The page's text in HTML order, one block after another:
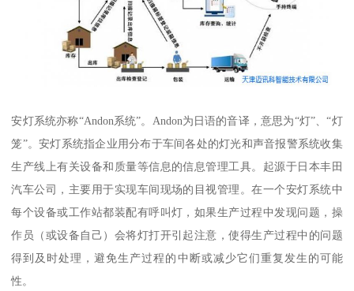
安灯系统亦称“Andon系统”。Andon为日语的音译，意思为“灯”、“灯
笼”。安灯系统指企业用分布于车间各处的灯光和声音报警系统收集
生产线上有关设备和质量等信息的信息管理工具。起源于日本丰田
汽车公司，主要用于实现车间现场的目视管理。在一个安灯系统中
每个设备或工作站都装配有呼叫灯，如果生产过程中发现问题，操
作员（或设备自己）会将灯打开引起注意，使得生产过程中的问题
得到及时处理，避免生产过程的中断或减少它们重复发生的可能
性。